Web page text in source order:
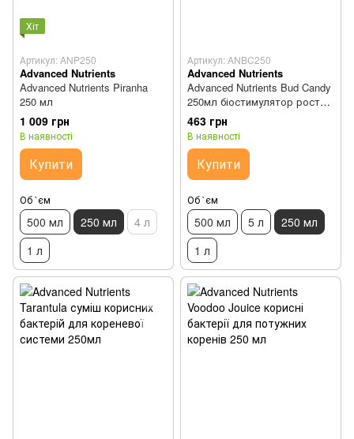
Хіт
Артикул: ANP250
Advanced Nutrients
Advanced Nutrients Piranha
250 мл
1 009 грн
В наявності
Купити
Об `єм
500 мл 250 мл
4 л
1 л
Артикул: ANBC250
Advanced Nutrients
Advanced Nutrients Bud Candy
250мл біостимулятор росту
рослин
463 грн
В наявності
Купити
Об `єм
500 мл 5 л
250 мл
1 л